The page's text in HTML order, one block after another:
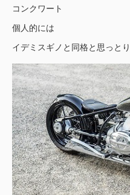
コンクワート
個人的には
イデミスギノと同格と思っと